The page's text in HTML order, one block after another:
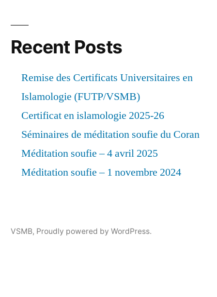
Recent Posts
Remise des Certificats Universitaires en
Islamologie (FUTP/VSMB)
Certificat en islamologie 2025-26
Séminaires de méditation soufie du Coran
Méditation soufie – 4 avril 2025
Méditation soufie – 1 novembre 2024
VSMB, Proudly powered by WordPress.